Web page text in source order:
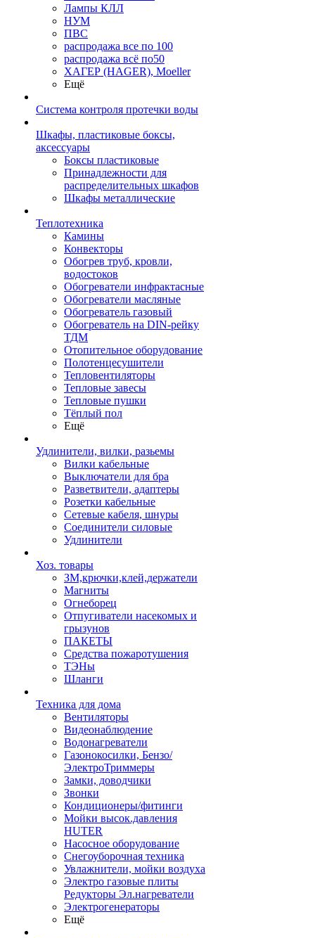
Лампы КЛЛ
НУМ
ПВС
распродажа все по 100
распродажа всё по50
ХАГЕР (HAGER), Moeller
Ещё
Система контроля протечки воды
Шкафы, пластиковые боксы,
аксессуары
Боксы пластиковые
Принадлежности для
распределительных шкафов
Шкафы металлические
Теплотехника
Камины
Конвекторы
Обогрев труб, кровли,
водостоков
Обогреватели инфрактасные
Обогреватели масляные
Обогреватель газовый
Обогреватель на DIN-рейку
ТДМ
Отопительное оборудование
Полотенцесушители
Тепловентиляторы
Тепловые завесы
Тепловые пушки
Тёплый пол
Ещё
Удлинители, вилки, разьемы
Вилки кабельные
Выключатели для бра
Разветвители, адаптеры
Розетки кабельные
Сетевые кабеля, шнуры
Соединители силовые
Удлинители
Хоз. товары
ЗМ,крючки,клей,держатели
Магниты
Огнеборец
Отпугиватели насекомых и
грызунов
ПАКЕТЫ
Средства пожаротушения
ТЭНы
Шланги
Техника для дома
Вентиляторы
Видеонаблюдение
Водонагреватели
Газонокосилки, Бензо/
ЭлектроТриммеры
Замки, доводчики
Звонки
Кондиционеры/фитинги
Мойки высок.давления
HUTER
Насосное оборудование
Снегоуборочная техника
Увлажнители, мойки воздуха
Электро газовые плиты
Редукторы Эл.нагреватели
Электрогенераторы
Ещё